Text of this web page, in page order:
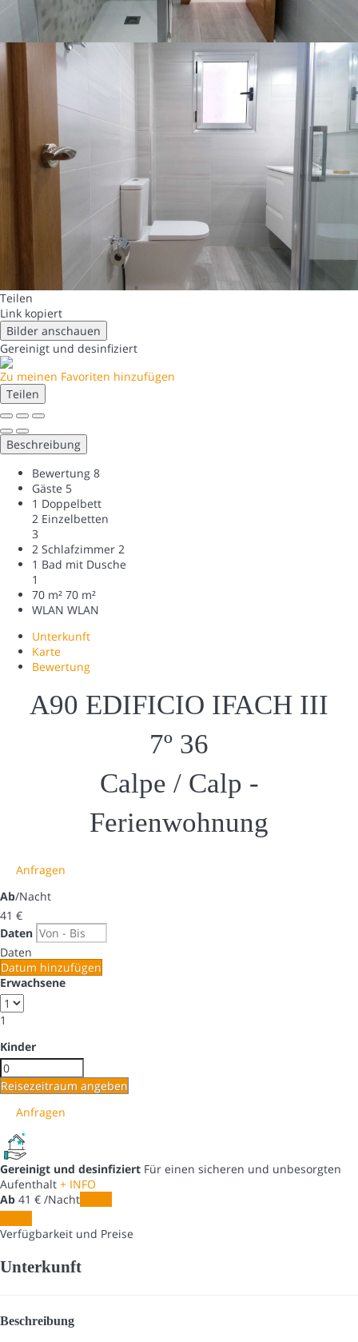
Teilen
Link kopiert
Bilder anschauen
Gereinigt und desinfiziert
Zu meinen Favoriten hinzufügen
Teilen
Beschreibung
Bewertung 8
Gäste 5
1 Doppelbett
2 Einzelbetten
3
2 Schlafzimmer 2
1 Bad mit Dusche
1
70 m² 70 m²
WLAN WLAN
Unterkunft
Karte
Bewertung
A90 EDIFICIO IFACH III
7º 36
Calpe / Calp -
Ferienwohnung
Anfragen
Ab/Nacht
41 €
Daten
Daten
Datum hinzufügen
Erwachsene
1
Kinder
Reisezeitraum angeben
Anfragen
Gereinigt und desinfiziert Für einen sicheren und unbesorgten
Aufenthalt + INFO
Ab 41 € /Nacht
Verfügbarkeit und Preise
Unterkunft
Beschreibung